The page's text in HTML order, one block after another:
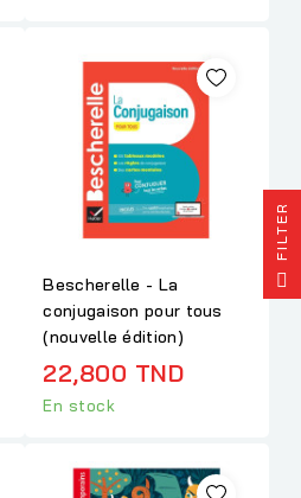
Bescherelle - La
conjugaison pour tous
(nouvelle édition)
22,800 TND
En stock
R